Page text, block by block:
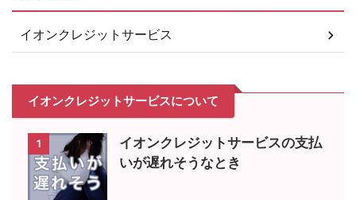
イオンクレジットサービス
イオンクレジットサービスについて
1
イオンクレジットサービスの支払
いが遅れそうなとき